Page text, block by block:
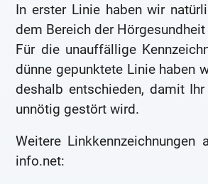
In erster Linie haben wir
dem Bereich der
Für die unauffällige
dünne gepunktete Linie haben
deshalb entschieden, damit
unnötig gestört wird.
Weitere Linkkennzeichnungen
info.net: